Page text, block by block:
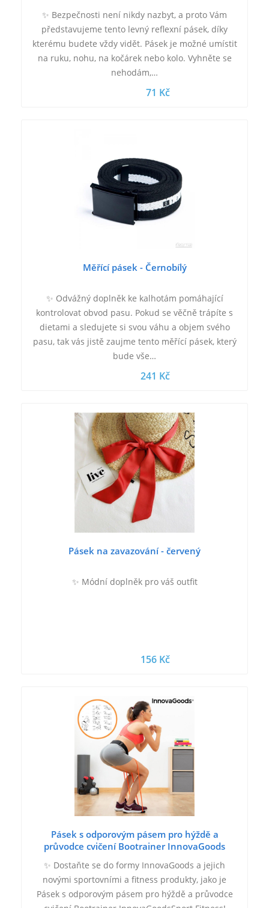
✨ Bezpečnosti není nikdy nazbyt, a proto Vám
představujeme tento levný reflexní pásek, díky
kterému budete vždy vidět. Pásek je možné umístit
na ruku, nohu, na kočárek nebo kolo. Vyhněte se
nehodám,…
71 Kč
Měřící pásek - Černobílý
✨ Odvážný doplněk ke kalhotám pomáhající
kontrolovat obvod pasu. Pokud se věčně trápíte s
dietami a sledujete si svou váhu a objem svého
pasu, tak vás jistě zaujme tento měřící pásek, který
bude vše…
241 Kč
Pásek na zavazování - červený
✨ Módní doplněk pro váš outfit
156 Kč
Pásek s odporovým pásem pro hýždě a
průvodce cvičení Bootrainer InnovaGoods
✨ Dostaňte se do formy InnovaGoods a jejich
novými sportovními a fitness produkty, jako je
Pásek s odporovým pásem pro hýždě a průvodce